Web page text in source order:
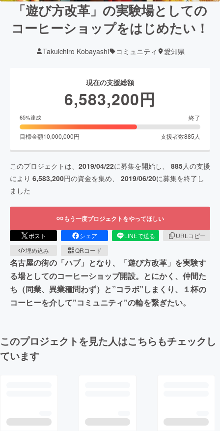
「遊び方改革」の実験場としての
コーヒーショップをはじめたい！
Takuichiro Kobayashi コミュニティ 愛知県
現在の支援総額
6,583,200円
65%達成 終了
目標金額10,000,000円 支援者数885 人
このプロジェクトは、 2019/04/22に募集を開始し、 885人の支援
により 6,583,200円の資金を集め、 2019/06/20に募集を終了し
ました
もう一度プロジェクトをやってほしい
ポスト シェア LINEで送る
URLコピー
埋め込み
QRコード
名古屋の街の「ハブ」となり、「遊び方改革」を実験す
る場としてのコーヒーショップ開設。とにかく、仲間た
ち（同業、異業種問わず）と”コラボ”しまくり、１杯の
コーヒーを介して”コミュニティ”の輪を繋ぎたい。
このプロジェクトを見た人はこちらもチェックし
ています